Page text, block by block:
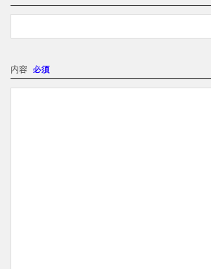
内容 必須